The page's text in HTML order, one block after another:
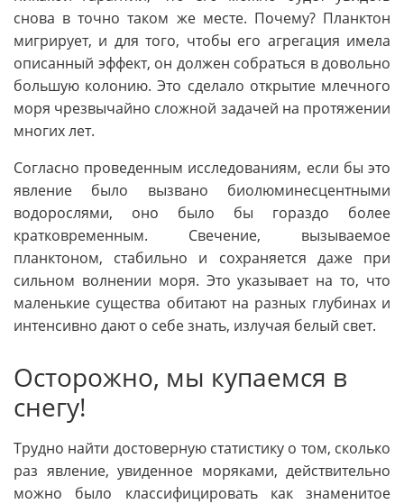
снова в точно таком же месте. Почему? Планктон
мигрирует, и для того, чтобы его агрегация имела
описанный эффект, он должен собраться в довольно
большую колонию. Это сделало открытие млечного
моря чрезвычайно сложной задачей на протяжении
многих лет.
Согласно проведенным исследованиям, если бы это
явление было вызвано биолюминесцентными
водорослями, оно было бы гораздо более
кратковременным. Свечение, вызываемое
планктоном, стабильно и сохраняется даже при
сильном волнении моря. Это указывает на то, что
маленькие существа обитают на разных глубинах и
интенсивно дают о себе знать, излучая белый свет.
Осторожно, мы купаемся в
снегу!
Трудно найти достоверную статистику о том, сколько
раз явление, увиденное моряками, действительно
можно было классифицировать как знаменитое